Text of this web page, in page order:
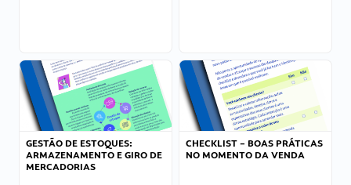
GESTÃO DE ESTOQUES:
ARMAZENAMENTO E GIRO DE
MERCADORIAS
CHECKLIST – BOAS PRÁTICAS
NO MOMENTO DA VENDA